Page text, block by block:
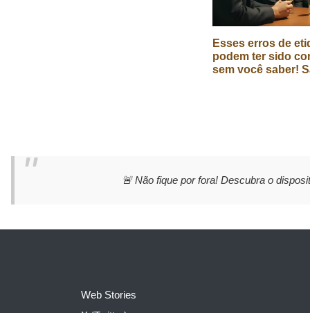
Esses erros de
podem ter sido
sem você saber!
🚨 Não fique por fora! Descubra o
Web Stories